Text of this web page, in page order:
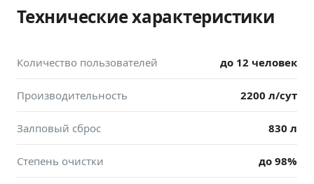
Технические характеристики
Количество пользователей до 12 человек
Производительность 2200 л/сут
Залповый сброс 830 л
Степень очистки до 98%